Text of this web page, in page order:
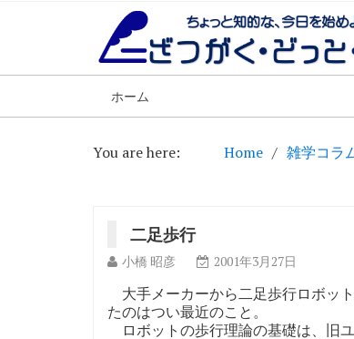
ホーム
You are here: Home 雑学コラ
二足歩行
小橋 昭彦 2001年3月27日
大手メーカーから二足歩行ロボッ
たのはつい最近のこと。
ロボットの歩行理論の基礎は、旧